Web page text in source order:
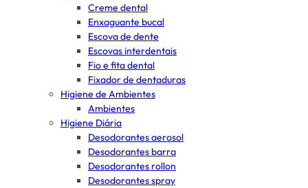
Creme dental
Enxaguante bucal
Escova de dente
Escovas interdentais
Fio e fita dental
Fixador de dentaduras
Higiene de Ambientes
Ambientes
Higiene Diária
Desodorantes aerosol
Desodorantes barra
Desodorantes rollon
Desodorantes spray